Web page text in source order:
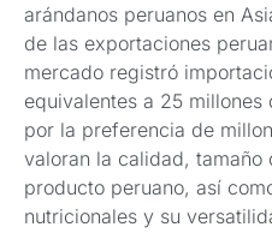
arándanos peruanos en
de las exportaciones
mercado registró
equivalentes a 25
por la preferencia de
valoran la calidad,
producto peruano, así
nutricionales y su